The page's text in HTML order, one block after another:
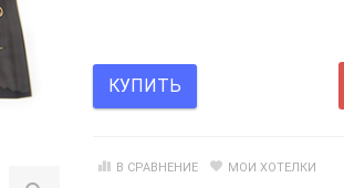
КУПИТЬ
В СРАВНЕНИЕ МОИ ХОТЕЛКИ